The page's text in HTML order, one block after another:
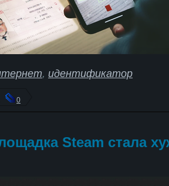
, идентификатор
0
Steam стала